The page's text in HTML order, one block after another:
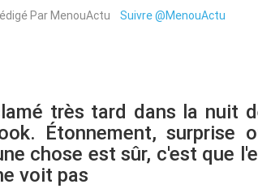
Par MenouActuSuivre @MenouActu
très tard dans la nuit
Étonnement, surprise
chose est sûr, c'est que
voit pas
janvier 2022